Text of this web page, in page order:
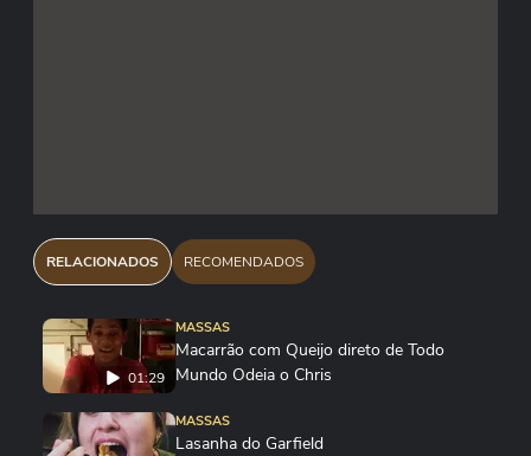
RELACIONADOS RECOMENDADOS
01:29
MASSAS
Macarrão com Queijo direto de Todo
Mundo Odeia o Chris
MASSAS
Lasanha do Garfield